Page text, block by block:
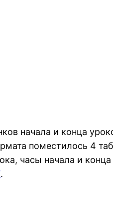
начала и конца
поместилось 4
часы начала и
.